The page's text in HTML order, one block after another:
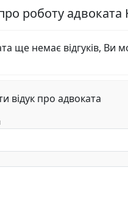
роботу
ще немає відгуків, Ви
відук про адвоката